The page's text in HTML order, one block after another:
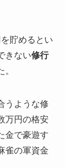
貯めるとい
きない修行
うような修
万円の格安
金で豪遊す
雀の軍資金